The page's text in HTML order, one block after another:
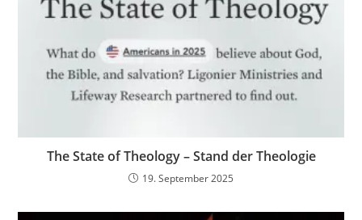
The State of Theology – Stand der Theologie
19. September 2025